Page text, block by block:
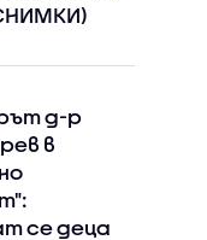
д-р
в
се деца